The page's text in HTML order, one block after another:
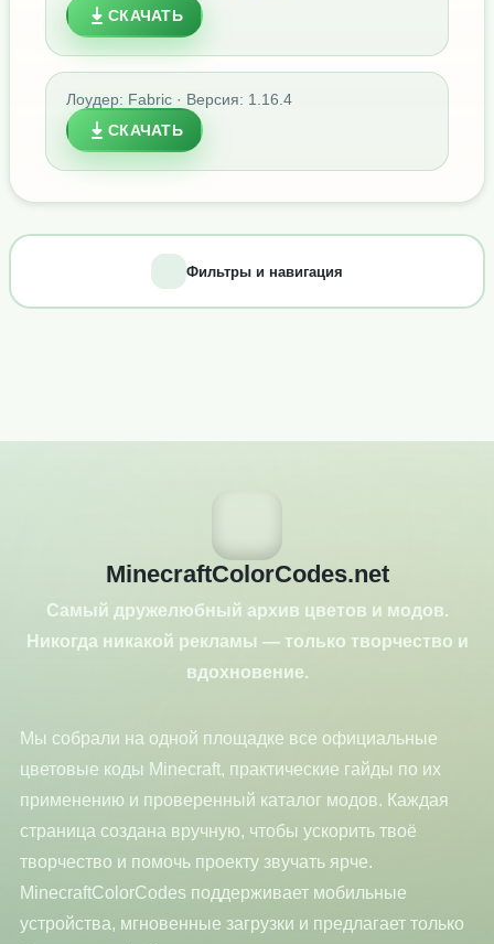
СКАЧАТЬ
Лоудер: Fabric · Версия: 1.16.4
СКАЧАТЬ
Фильтры и навигация
MinecraftColorCodes.net
Самый дружелюбный архив цветов и модов.
Никогда никакой рекламы — только творчество и
вдохновение.
Мы собрали на одной площадке все официальные
цветовые коды Minecraft, практические гайды по их
применению и проверенный каталог модов. Каждая
страница создана вручную, чтобы ускорить твоё
творчество и помочь проекту звучать ярче.
MinecraftColorCodes поддерживает мобильные
устройства, мгновенные загрузки и предлагает только